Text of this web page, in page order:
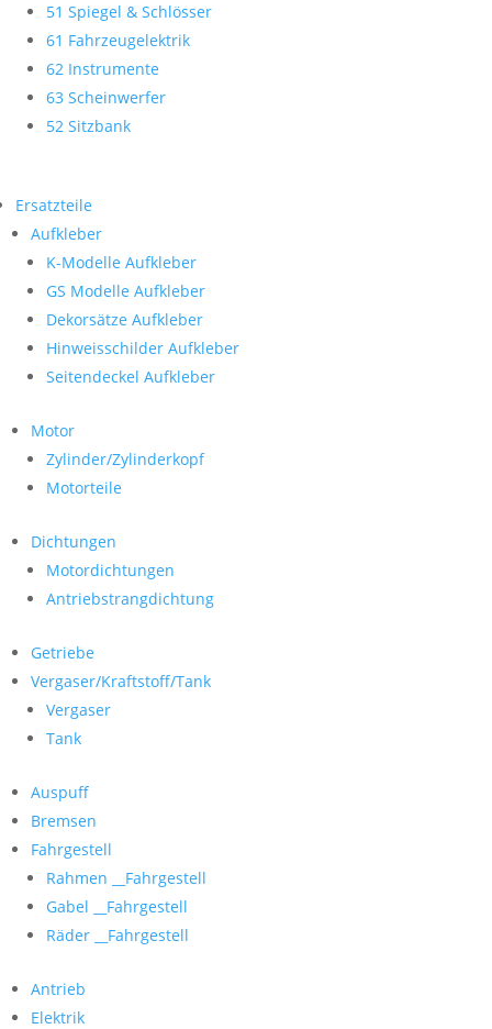
51 Spiegel & Schlösser
61 Fahrzeugelektrik
62 Instrumente
63 Scheinwerfer
52 Sitzbank
Ersatzteile
Aufkleber
K-Modelle Aufkleber
GS Modelle Aufkleber
Dekorsätze Aufkleber
Hinweisschilder Aufkleber
Seitendeckel Aufkleber
Motor
Zylinder/Zylinderkopf
Motorteile
Dichtungen
Motordichtungen
Antriebstrangdichtung
Getriebe
Vergaser/Kraftstoff/Tank
Vergaser
Tank
Auspuff
Bremsen
Fahrgestell
Rahmen __Fahrgestell
Gabel __Fahrgestell
Räder __Fahrgestell
Antrieb
Elektrik